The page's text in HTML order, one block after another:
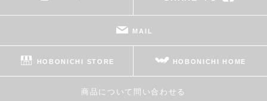
MAIL
HOBONICHI STORE HOBONICHI HOME
商品について問い合わせる